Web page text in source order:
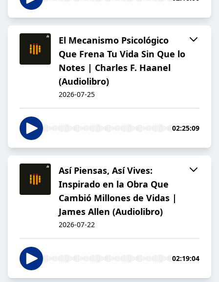
El Mecanismo Psicológico
Que Frena Tu Vida Sin Que lo
Notes | Charles F. Haanel
(Audiolibro)
2026-07-25
02:25:09
Así Piensas, Así Vives:
Inspirado en la Obra Que
Cambió Millones de Vidas |
James Allen (Audiolibro)
2026-07-22
02:19:04